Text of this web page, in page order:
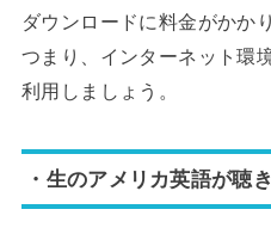
ダウンロードに料金がかか
つまり、インターネット環
利用しましょう。
・生のアメリカ英語が聴